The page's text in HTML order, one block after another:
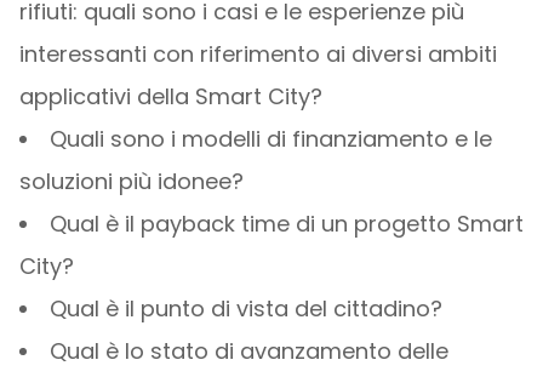
rifiuti: quali sono i casi e le esperienze più
interessanti con riferimento ai diversi ambiti
applicativi della Smart City?
Quali sono i modelli di finanziamento e le
soluzioni più idonee?
Qual è il payback time di un progetto Smart
City?
Qual è il punto di vista del cittadino?
Qual è lo stato di avanzamento delle